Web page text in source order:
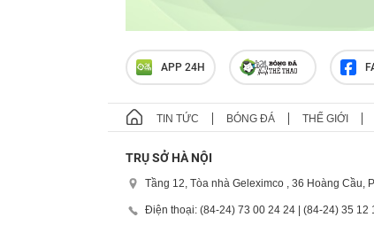
APP 24H
TIN TỨC BÓNG ĐÁ THẾ GIỚI
TRỤ SỞ HÀ NỘI
Tầng 12, Tòa nhà Geleximco , 36 Hoàng Cầu,
Điện thoại: (84-24) 73 00 24 24 | (84-24) 35 12